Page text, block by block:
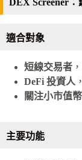
適合對象
短線交易者
DeFi 投資人
關注小市值
主要功能